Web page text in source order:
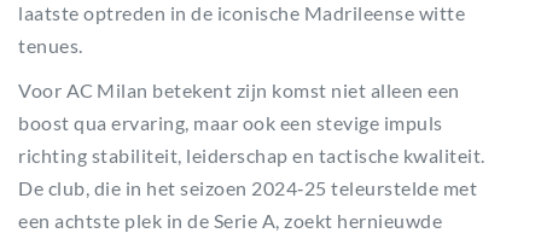
laatste optreden in de iconische Madrileense witte
tenues.
Voor AC Milan betekent zijn komst niet alleen een
boost qua ervaring, maar ook een stevige impuls
richting stabiliteit, leiderschap en tactische kwaliteit.
De club, die in het seizoen 2024‑25 teleurstelde met
een achtste plek in de Serie A, zoekt hernieuwde